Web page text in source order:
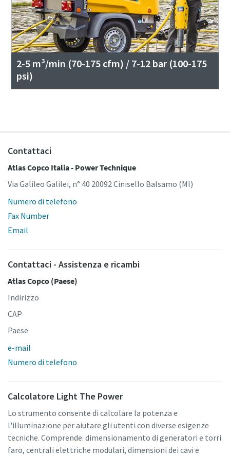
2-5 m³/min (70-175 cfm) / 7-12 bar (100-175
psi)
Contattaci
Atlas Copco Italia - Power Technique
Via Galileo Galilei, n° 40 20092 Cinisello Balsamo (MI)
Numero di telefono
Fax Number
Email
Contattaci - Assistenza e ricambi
Atlas Copco (Paese)
Indirizzo
CAP
Paese
e-mail
Numero di telefono
Calcolatore Light The Power
Lo strumento consente di calcolare la potenza e
l'illuminazione per aiutare gli utenti con diverse esigenze
tecniche. Comprende: dimensionamento di generatori e torri
faro, centrali elettriche modulari, dimensioni dei cavi e